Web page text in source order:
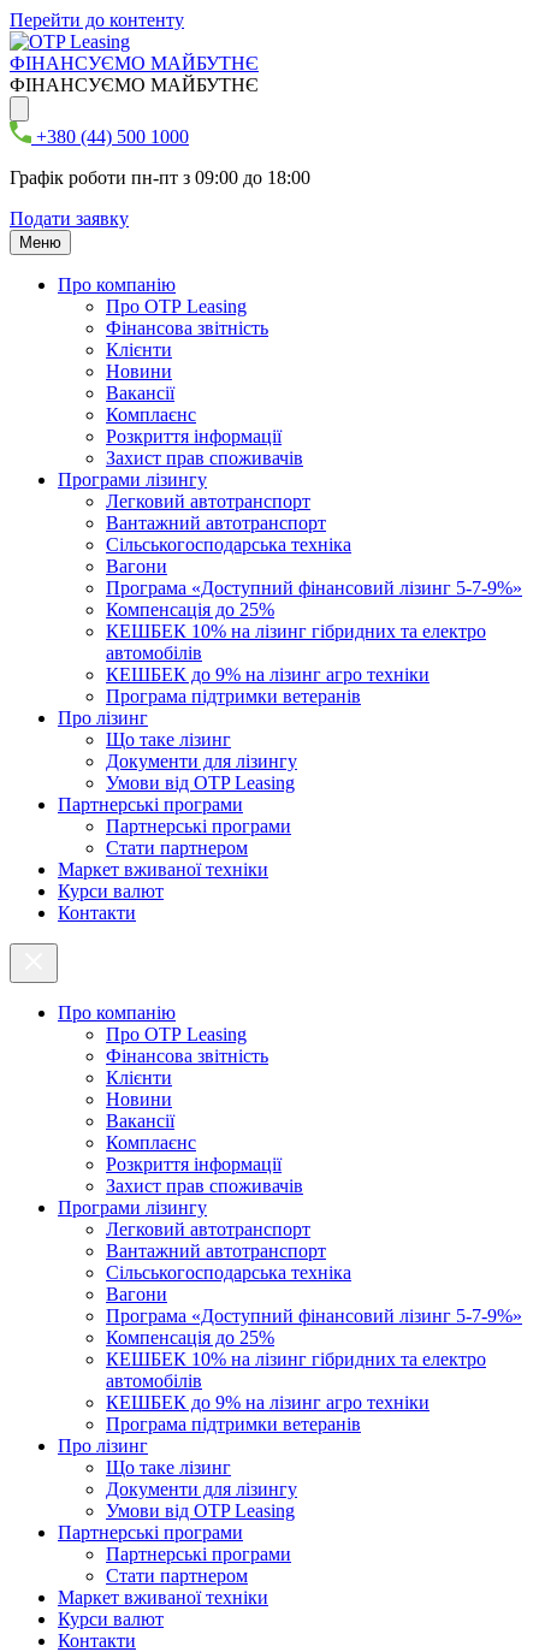
Перейти до контенту
ФІНАНСУЄМО МАЙБУТНЄ
ФІНАНСУЄМО МАЙБУТНЄ
+380 (44) 500 1000
Графік роботи пн-пт з 09:00 до 18:00
Подати заявку
Меню
Про компанію
Про ОТР Leasing
Фінансова звітність
Клієнти
Новини
Вакансії
Комплаєнс
Розкриття інформації
Захист прав споживачів
Програми лізингу
Легковий автотранспорт
Вантажний автотранспорт
Cільськогосподарська техніка
Вагони
Програма «Доступний фінансовий лізинг 5-7-9%»
Компенсація до 25%
КЕШБЕК 10% на лізинг гібридних та електро
автомобілів
КЕШБЕК до 9% на лізинг агро техніки
Програма підтримки ветеранів
Про лізинг
Що таке лізинг
Документи для лізингу
Умови від OTP Leasing
Партнерські програми
Партнерські програми
Стати партнером
Маркет вживаної техніки
Курси валют
Контакти
Про компанію
Про ОТР Leasing
Фінансова звітність
Клієнти
Новини
Вакансії
Комплаєнс
Розкриття інформації
Захист прав споживачів
Програми лізингу
Легковий автотранспорт
Вантажний автотранспорт
Cільськогосподарська техніка
Вагони
Програма «Доступний фінансовий лізинг 5-7-9%»
Компенсація до 25%
КЕШБЕК 10% на лізинг гібридних та електро
автомобілів
КЕШБЕК до 9% на лізинг агро техніки
Програма підтримки ветеранів
Про лізинг
Що таке лізинг
Документи для лізингу
Умови від OTP Leasing
Партнерські програми
Партнерські програми
Стати партнером
Маркет вживаної техніки
Курси валют
Контакти